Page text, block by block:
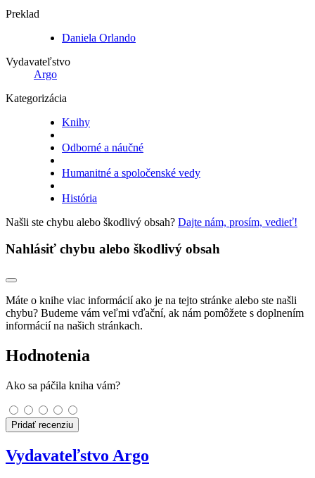
Preklad
Daniela Orlando
Vydavateľstvo
Argo
Kategorizácia
Knihy
Odborné a náučné
Humanitné a spoločenské vedy
História
Našli ste chybu alebo škodlivý obsah? Dajte nám, prosím, vedieť!
Nahlásiť chybu alebo škodlivý obsah
Máte o knihe viac informácií ako je na tejto stránke alebo ste našli
chybu? Budeme vám veľmi vďační, ak nám pomôžete s doplnením
informácií na našich stránkach.
Hodnotenia
Ako sa páčila kniha vám?
Pridať recenziu
Vydavateľstvo Argo